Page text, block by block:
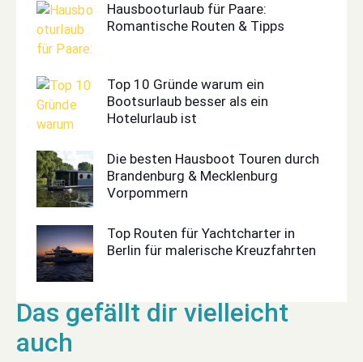
Hausbooturlaub für Paare:
Romantische Routen & Tipps
Top 10 Gründe warum ein
Bootsurlaub besser als ein
Hotelurlaub ist
Die besten Hausboot Touren durch
Brandenburg & Mecklenburg
Vorpommern
Top Routen für Yachtcharter in
Berlin für malerische Kreuzfahrten